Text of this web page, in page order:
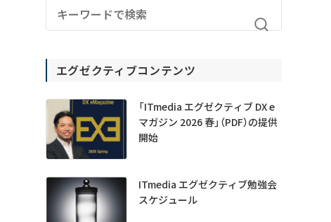
エグゼクティブコンテンツ
「ITmedia エグゼクティブ DX e
マガジン 2026 春」（PDF）の提供
開始
ITmedia エグゼクティブ勉強会
スケジュール